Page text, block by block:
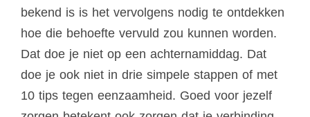
bekend is is het vervolgens nodig te ontdekken
hoe die behoefte vervuld zou kunnen worden.
Dat doe je niet op een achternamiddag. Dat
doe je ook niet in drie simpele stappen of met
10 tips tegen eenzaamheid. Goed voor jezelf